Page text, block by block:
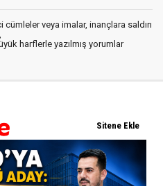
veya imalar, inançlara saldırı
harflerle yazılmış yorumlar